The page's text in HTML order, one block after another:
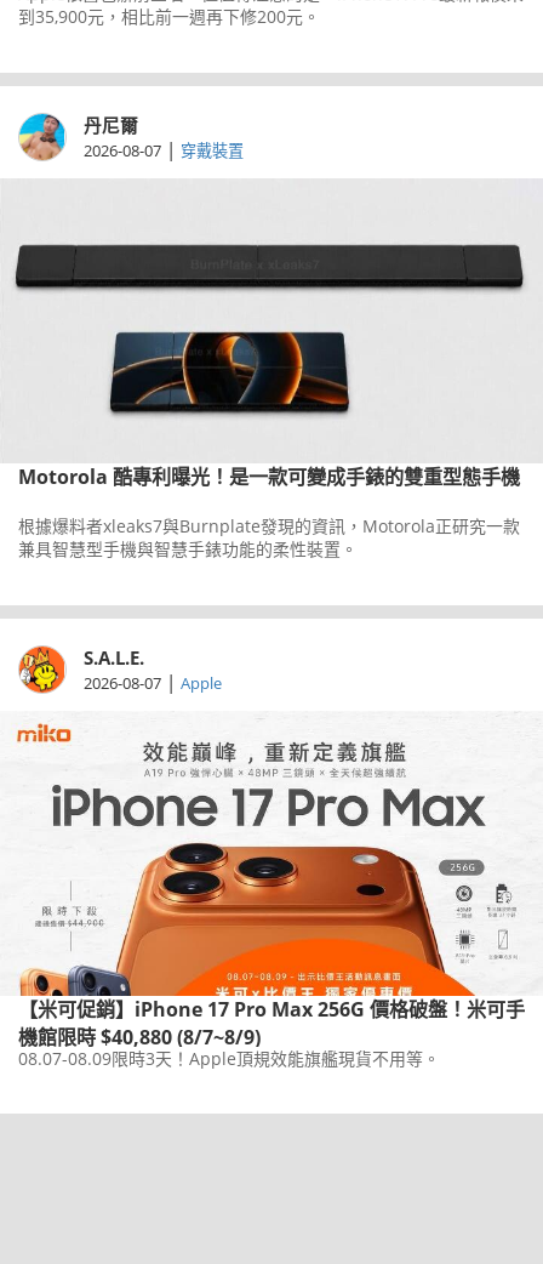
到35,900元，相比前一週再下修200元。
丹尼爾
2026-08-07 | 穿戴裝置
Motorola 酷專利曝光！是一款可變成手錶的雙重型態手機
根據爆料者xleaks7與Burnplate發現的資訊，Motorola正研究一款
兼具智慧型手機與智慧手錶功能的柔性裝置。
S.A.L.E.
2026-08-07 | Apple
【米可促銷】iPhone 17 Pro Max 256G 價格破盤！米可手
機館限時 $40,880 (8/7~8/9)
08.07-08.09限時3天！Apple頂規效能旗艦現貨不用等。